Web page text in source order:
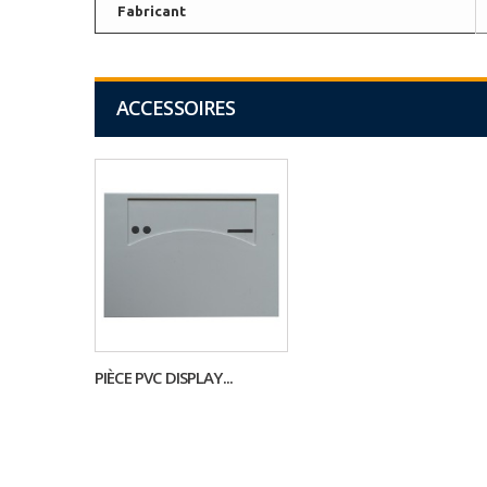
Fabricant
ACCESSOIRES
PIÈCE PVC DISPLAY...